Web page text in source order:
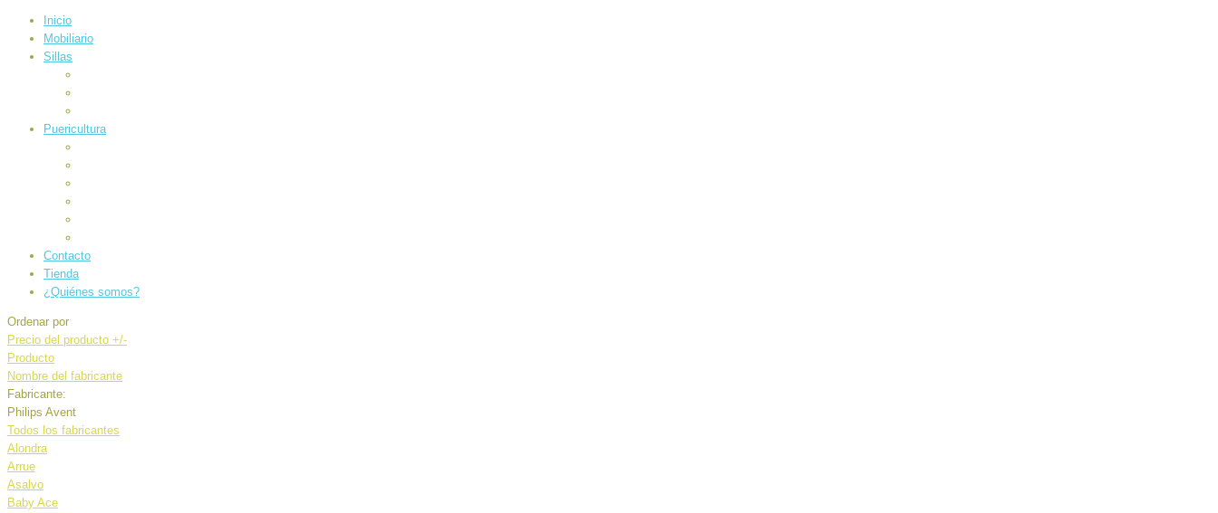
Inicio
Mobiliario
Sillas
Puericultura
Contacto
Tienda
¿Quiénes somos?
Ordenar por
Precio del producto +/-
Producto
Nombre del fabricante
Fabricante:
Philips Avent
Todos los fabricantes
Alondra
Arrue
Asalvo
Baby Ace